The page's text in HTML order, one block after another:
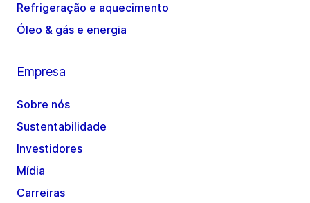
Refrigeração e aquecimento
Óleo & gás e energia
Empresa
Sobre nós
Sustentabilidade
Investidores
Mídia
Carreiras